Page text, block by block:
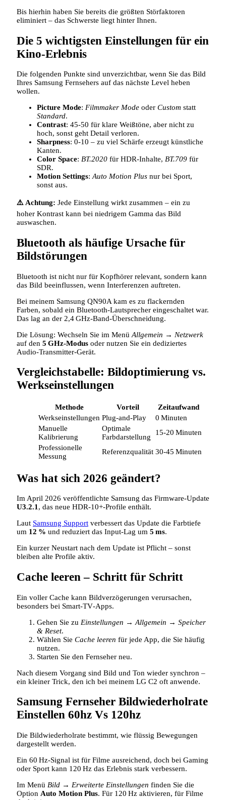
Bis hierhin haben Sie bereits die größten Störfaktoren
eliminiert – das Schwerste liegt hinter Ihnen.
Die 5 wichtigsten Einstellungen für ein
Kino‑Erlebnis
Die folgenden Punkte sind unverzichtbar, wenn Sie das Bild
Ihres Samsung Fernsehers auf das nächste Level heben
wollen.
Picture Mode: Filmmaker Mode oder Custom statt
Standard.
Contrast: 45‑50 für klare Weißtöne, aber nicht zu
hoch, sonst geht Detail verloren.
Sharpness: 0‑10 – zu viel Schärfe erzeugt künstliche
Kanten.
Color Space: BT.2020 für HDR‑Inhalte, BT.709 für
SDR.
Motion Settings:Auto Motion Plus nur bei Sport,
sonst aus.
⚠️ Achtung: Jede Einstellung wirkt zusammen – ein zu
hoher Kontrast kann bei niedrigem Gamma das Bild
auswaschen.
Bluetooth als häufige Ursache für
Bildstörungen
Bluetooth ist nicht nur für Kopfhörer relevant, sondern kann
das Bild beeinflussen, wenn Interferenzen auftreten.
Bei meinem Samsung QN90A kam es zu flackernden
Farben, sobald ein Bluetooth‑Lautsprecher eingeschaltet war.
Das lag an der 2,4 GHz‑Band‑Überschneidung.
Die Lösung: Wechseln Sie im Menü Allgemein → Netzwerk
auf den 5 GHz‑Modus oder nutzen Sie ein dediziertes
Audio‑Transmitter‑Gerät.
Vergleichstabelle: Bildoptimierung vs.
Werkseinstellungen
Methode Vorteil
Zeitaufwand
Werkseinstellungen Plug‑and‑Play
0 Minuten
Manuelle
Kalibrierung
Optimale
Farbdarstellung
15‑20 Minuten
Professionelle
Messung
Referenzqualität 30‑45 Minuten
Was hat sich 2026 geändert?
Im April 2026 veröffentlichte Samsung das Firmware‑Update
U3.2.1, das neue HDR‑10+‑Profile enthält.
Laut Samsung Support verbessert das Update die Farbtiefe
um 12 % und reduziert das Input‑Lag um 5 ms.
Ein kurzer Neustart nach dem Update ist Pflicht – sonst
bleiben alte Profile aktiv.
Cache leeren – Schritt für Schritt
Ein voller Cache kann Bildverzögerungen verursachen,
besonders bei Smart‑TV‑Apps.
Gehen Sie zu Einstellungen → Allgemein → Speicher
& Reset.
Wählen Sie Cache leeren für jede App, die Sie häufig
nutzen.
Starten Sie den Fernseher neu.
Nach diesem Vorgang sind Bild und Ton wieder synchron –
ein kleiner Trick, den ich bei meinem LG C2 oft anwende.
Samsung Fernseher Bildwiederholrate
Einstellen 60hz Vs 120hz
Die Bildwiederholrate bestimmt, wie flüssig Bewegungen
dargestellt werden.
Ein 60 Hz‑Signal ist für Filme ausreichend, doch bei Gaming
oder Sport kann 120 Hz das Erlebnis stark verbessern.
Im Menü Bild → Erweiterte Einstellungen finden Sie die
Option Auto Motion Plus. Für 120 Hz aktivieren, für Filme